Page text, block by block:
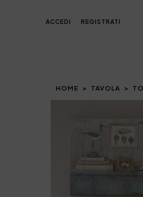
ACCEDI REGISTRATI
HOME TAVOLA
Prev